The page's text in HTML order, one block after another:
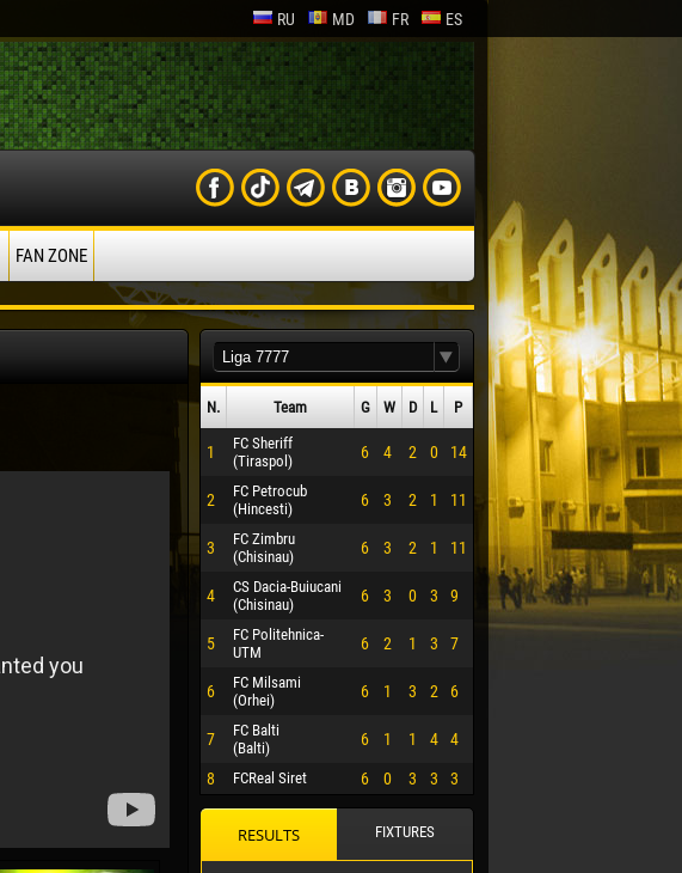
RU MD FR ES
FAN ZONE
N. Team G W D L P
1
FC Sheriff
(Tiraspol)
6 4 2 0 14
2
FC Petrocub
(Hincesti)
6 3 2 1 11
3
FC Zimbru
(Chisinau)
6 3 2 1 11
4
CS Dacia-Buiucani
(Chisinau)
6 3 0 3 9
5
FC Politehnica-
UTM
6 2 1 3 7
6
FC Milsami
(Orhei)
6 1 3 2 6
7
FC Balti
(Balti)
6 1 1 4 4
8 FCReal Siret 6 0 3 3 3
RESULTS FIXTURES